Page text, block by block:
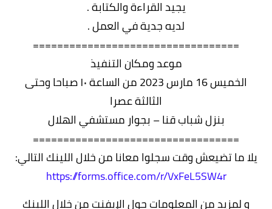
يجيد القراءة والكتابة .
لديه جدية في العمل .
==================================
موعد ومكان التنفيذ
الخميس 16 مارس 2023 من الساعة ١٠ صباحا وحتى
الثالثة عصرا
بنزل شباب قنا – بجوار مستشفي الهلال
==================================
يلا ما تضيعش وقت سجلوا معانا من خلال اللينك التالي:
https://forms.office.com/r/VxFeL5SW4r
و لمزيد من المعلومات حول الإيفنت من خلال اللينك